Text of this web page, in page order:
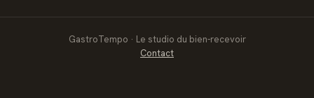
GastroTempo · Le studio du bien-recevoir
Contact